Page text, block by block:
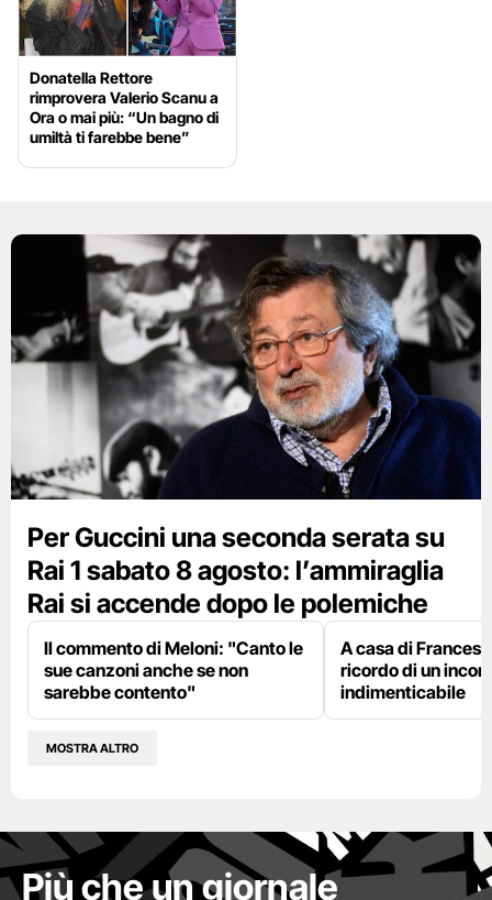
Donatella Rettore
rimprovera Valerio Scanu a
Ora o mai più: “Un bagno di
umiltà ti farebbe bene”
Per Guccini una seconda serata su
Rai 1 sabato 8 agosto: l’ammiraglia
Rai si accende dopo le polemiche
Il commento di Meloni: "Canto le
sue canzoni anche se non
sarebbe contento"
A casa di
ricordo di un
indimenticabile
MOSTRA ALTRO
Più che un giornale